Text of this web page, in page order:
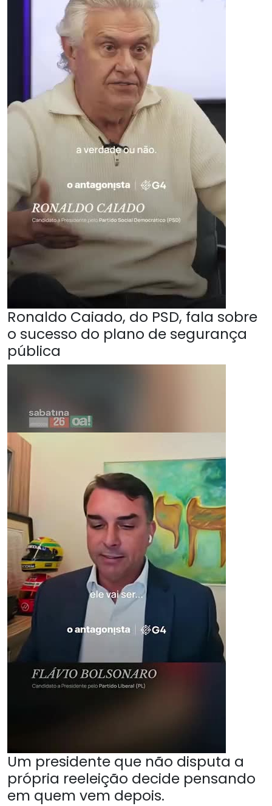
Ronaldo Caiado, do PSD, fala sobre
o sucesso do plano de segurança
pública
Um presidente que não disputa a
própria reeleição decide pensando
em quem vem depois.